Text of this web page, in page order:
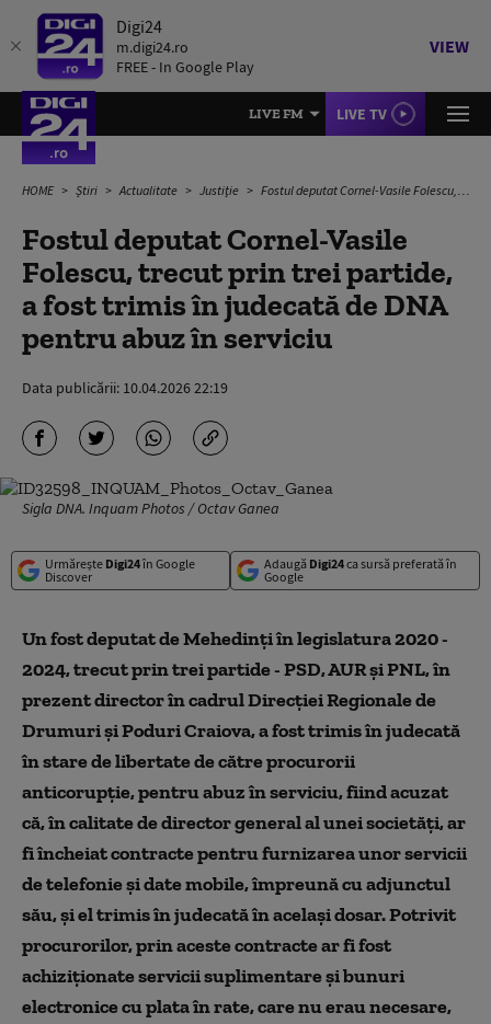
Digi24
m.digi24.ro
FREE - In Google Play
VIEW
LIVE FM LIVE TV
HOME Știri Actualitate Justiție Fostul deputat Cornel-Vasile Folescu, trecut prin trei partide, a fost trimis în judecată de DNA pentru abuz în serviciu
Fostul deputat Cornel-Vasile
Folescu, trecut prin trei partide,
a fost trimis în judecată de DNA
pentru abuz în serviciu
Data publicării: 10.04.2026 22:19
Sigla DNA. Inquam Photos / Octav Ganea
Urmărește Digi24în Google
Discover
Adaugă Digi24ca sursă preferată în
Google
Un fost deputat de Mehedinţi în legislatura 2020 -
2024, trecut prin trei partide - PSD, AUR şi PNL, în
prezent director în cadrul Direcţiei Regionale de
Drumuri şi Poduri Craiova, a fost trimis în judecată
în stare de libertate de către procurorii
anticorupţie, pentru abuz în serviciu, fiind acuzat
că, în calitate de director general al unei societăţi, ar
fi încheiat contracte pentru furnizarea unor servicii
de telefonie şi date mobile, împreună cu adjunctul
său, şi el trimis în judecată în acelaşi dosar. Potrivit
procurorilor, prin aceste contracte ar fi fost
achiziţionate servicii suplimentare şi bunuri
electronice cu plata în rate, care nu erau necesare,